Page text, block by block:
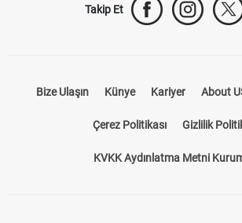
Takip Et
Bize Ulaşın Künye Kariyer About
Çerez Politikası Gizlilik
KVKK Aydınlatma Metni